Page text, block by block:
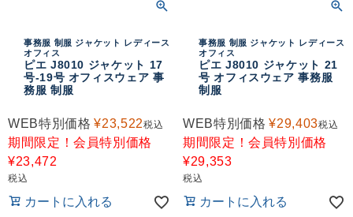
事務服 制服 ジャケット レディース
オフィス
ピエ J8010 ジャケット 17
号-19号 オフィスウェア 事
務服 制服
WEB特別価格 ¥23,522税込
期間限定！会員特別価格
¥23,472
税込
カートに入れる
事務服 制服 ジャケット レディース
オフィス
ピエ J8010 ジャケット 21
号 オフィスウェア 事務服
制服
WEB特別価格 ¥29,403税込
期間限定！会員特別価格
¥29,353
税込
カートに入れる